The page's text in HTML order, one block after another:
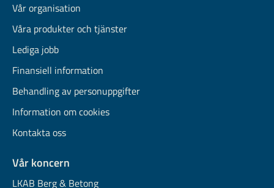
Vår organisation
Våra produkter och tjänster
Lediga jobb
Finansiell information
Behandling av personuppgifter
Information om cookies
Kontakta oss
Vår koncern
LKAB Berg & Betong